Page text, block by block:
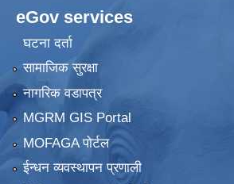
eGov services
घटना दर्ता
सामाजिक सुरक्षा
नागरिक वडापत्र
MGRM GIS Portal
MOFAGA पोर्टल
ईन्धन व्यवस्थापन प्रणाली